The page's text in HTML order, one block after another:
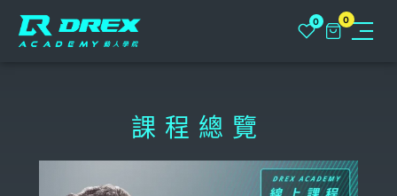
0 0
NLC俱樂部
課程總覽